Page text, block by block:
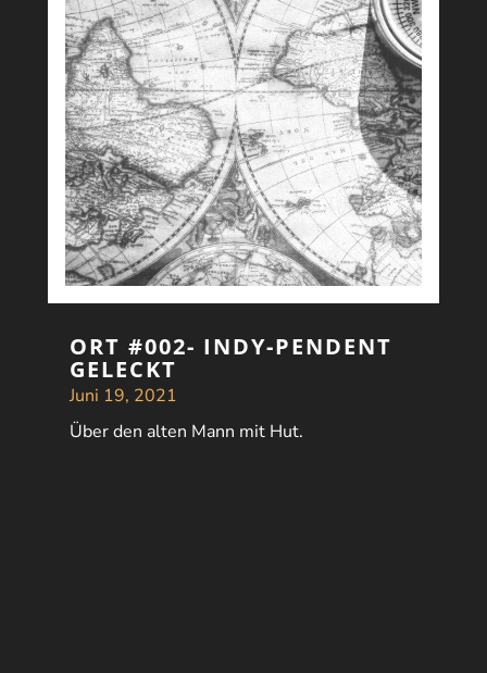
ORT #002- INDY-PENDENT
GELECKT
Juni 19, 2021
Über den alten Mann mit Hut.